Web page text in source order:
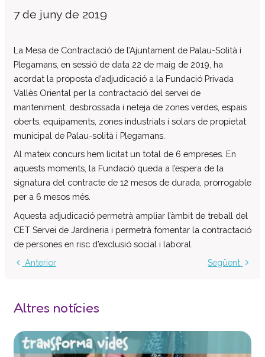
Organigrama de l’entitat
Contractes establerts amb l’administració
publica
Convenis subscrits amb l’administració
pública
Subvencions i ajudes públiques
concedides
Associació de Famílies
Retribucions percebudes pels màxims
responsables de l’entitat
Centre Ocupacional
Residència
Edifici de Rehabilitació Funcional
Serveis a empreses
Centre Especial de Treball
7 de juny de 2019
La Mesa de Contractació de l’Ajuntament de Palau-Solità i
Plegamans, en sessió de data 22 de maig de 2019, ha
acordat la proposta d’adjudicació a la Fundació Privada
Vallès Oriental per la contractació del servei de
manteniment, desbrossada i neteja de zones verdes, espais
oberts, equipaments, zones industrials i solars de propietat
municipal de Palau-solità i Plegamans.
Al mateix concurs hem licitat un total de 6 empreses. En
aquests moments, la Fundació queda a l’espera de la
signatura del contracte de 12 mesos de durada, prorrogable
per a 6 mesos més.
Aquesta adjudicació permetrà ampliar l’àmbit de treball del
CET Servei de Jardineria i permetrà fomentar la contractació
de persones en risc d’exclusió social i laboral.
Anterior
Següent
Altres notícies